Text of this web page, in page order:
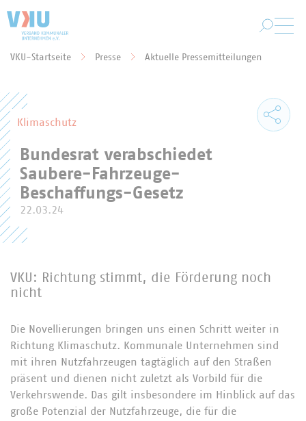
VKU-Startseite Presse Aktuelle Pressemitteilungen
Klimaschutz
Bundesrat verabschiedet
Saubere-Fahrzeuge-
Beschaffungs-Gesetz
22.03.24
VKU: Richtung stimmt, die Förderung noch
nicht
Die Novellierungen bringen uns einen Schritt weiter in
Richtung Klimaschutz. Kommunale Unternehmen sind
mit ihren Nutzfahrzeugen tagtäglich auf den Straßen
präsent und dienen nicht zuletzt als Vorbild für die
Verkehrswende. Das gilt insbesondere im Hinblick auf das
große Potenzial der Nutzfahrzeuge, die für die